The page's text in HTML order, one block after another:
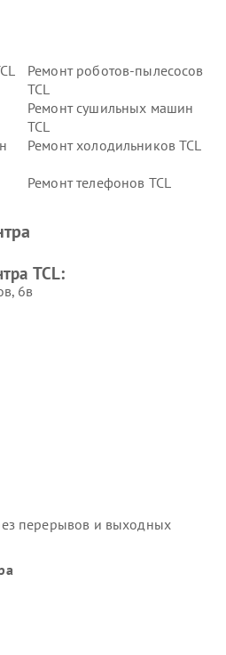
Ремонт роботов-пылесосов
TCL
Ремонт сушильных машин
TCL
Ремонт холодильников TCL
Ремонт телефонов TCL
TCL:
6в
перерывов и выходных